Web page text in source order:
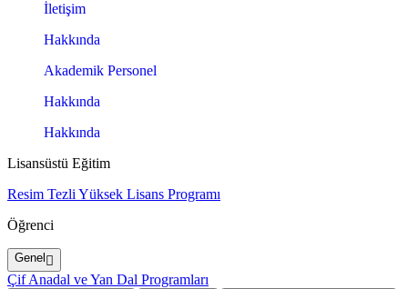
İletişim
Hakkında
Akademik Personel
Hakkında
Hakkında
Lisansüstü Eğitim
Resim Tezli Yüksek Lisans Programı
Öğrenci
Genel
Çif Anadal ve Yan Dal Programları